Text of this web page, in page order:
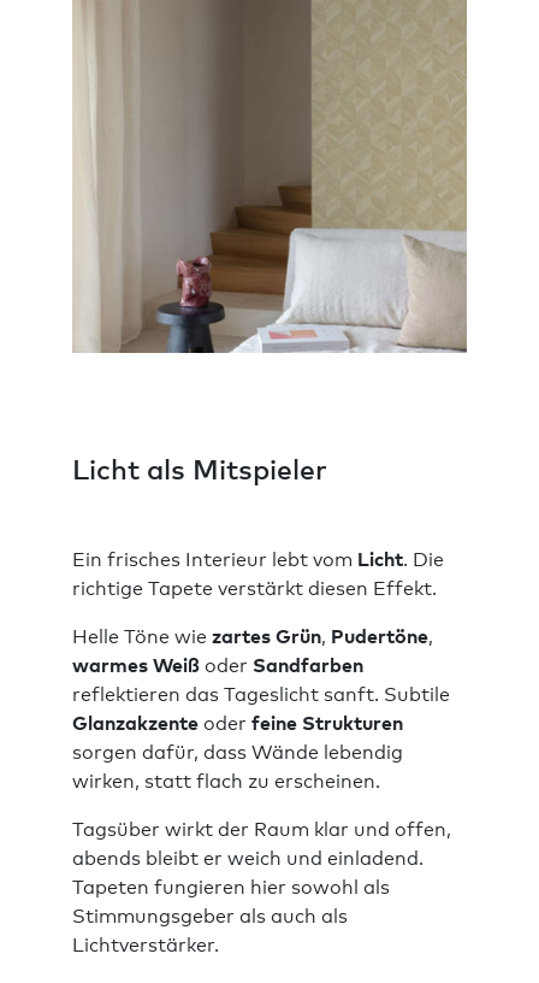
Licht als Mitspieler
Ein frisches Interieur lebt vom Licht. Die
richtige Tapete verstärkt diesen Effekt.
Helle Töne wie zartes Grün, Pudertöne,
warmes Weiß oder Sandfarben
reflektieren das Tageslicht sanft. Subtile
Glanzakzente oder feine Strukturen
sorgen dafür, dass Wände lebendig
wirken, statt flach zu erscheinen.
Tagsüber wirkt der Raum klar und offen,
abends bleibt er weich und einladend.
Tapeten fungieren hier sowohl als
Stimmungsgeber als auch als
Lichtverstärker.